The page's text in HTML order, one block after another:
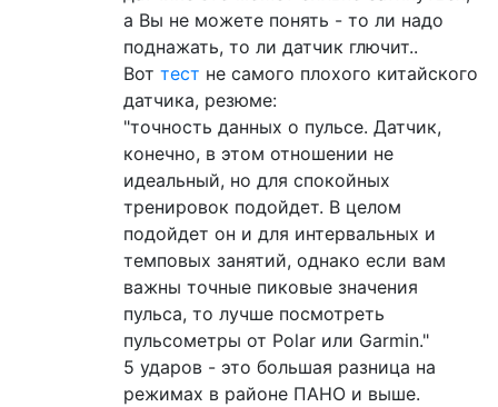
а Вы не можете понять - то ли надо
поднажать, то ли датчик глючит..
Вот тест не самого плохого китайского
датчика, резюме:
"точность данных о пульсе. Датчик,
конечно, в этом отношении не
идеальный, но для спокойных
тренировок подойдет. В целом
подойдет он и для интервальных и
темповых занятий, однако если вам
важны точные пиковые значения
пульса, то лучше посмотреть
пульсометры от Polar или Garmin."
5 ударов - это большая разница на
режимах в районе ПАНО и выше.